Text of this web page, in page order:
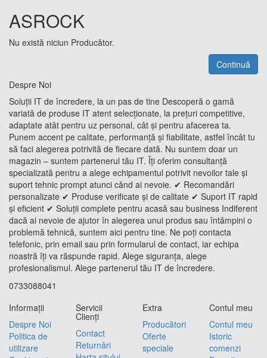
ASROCK
Nu există niciun Producător.
Continuă
Despre Noi
Soluții IT de încredere, la un pas de tine Descoperă o gamă
variată de produse IT atent selecționate, la prețuri competitive,
adaptate atât pentru uz personal, cât și pentru afacerea ta.
Punem accent pe calitate, performanță și fiabilitate, astfel încât tu
să faci alegerea potrivită de fiecare dată. Nu suntem doar un
magazin – suntem partenerul tău IT. Îți oferim consultanță
specializată pentru a alege echipamentul potrivit nevoilor tale și
suport tehnic prompt atunci când ai nevoie. ✔ Recomandări
personalizate ✔ Produse verificate și de calitate ✔ Suport IT rapid
și eficient ✔ Soluții complete pentru acasă sau business Indiferent
dacă ai nevoie de ajutor în alegerea unui produs sau întâmpini o
problemă tehnică, suntem aici pentru tine. Ne poți contacta
telefonic, prin email sau prin formularul de contact, iar echipa
noastră îți va răspunde rapid. Alege siguranța, alege
profesionalismul. Alege partenerul tău IT de încredere.
0733088041
Informaţii
Despre Noi
Politica de
utilizare
Servicii
Clienţi
Contact
Returnări
Extra
Producători
Oferte
speciale
Contul meu
Contul meu
Istoric
comenzi